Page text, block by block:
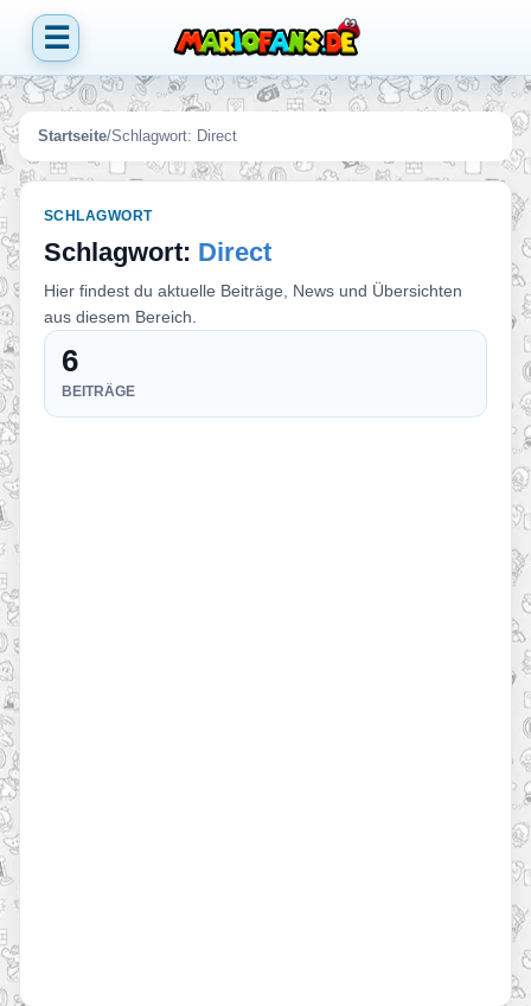
☰
Startseite/Schlagwort: Direct
SCHLAGWORT
Schlagwort: Direct
Hier findest du aktuelle Beiträge, News und Übersichten
aus diesem Bereich.
6
BEITRÄGE